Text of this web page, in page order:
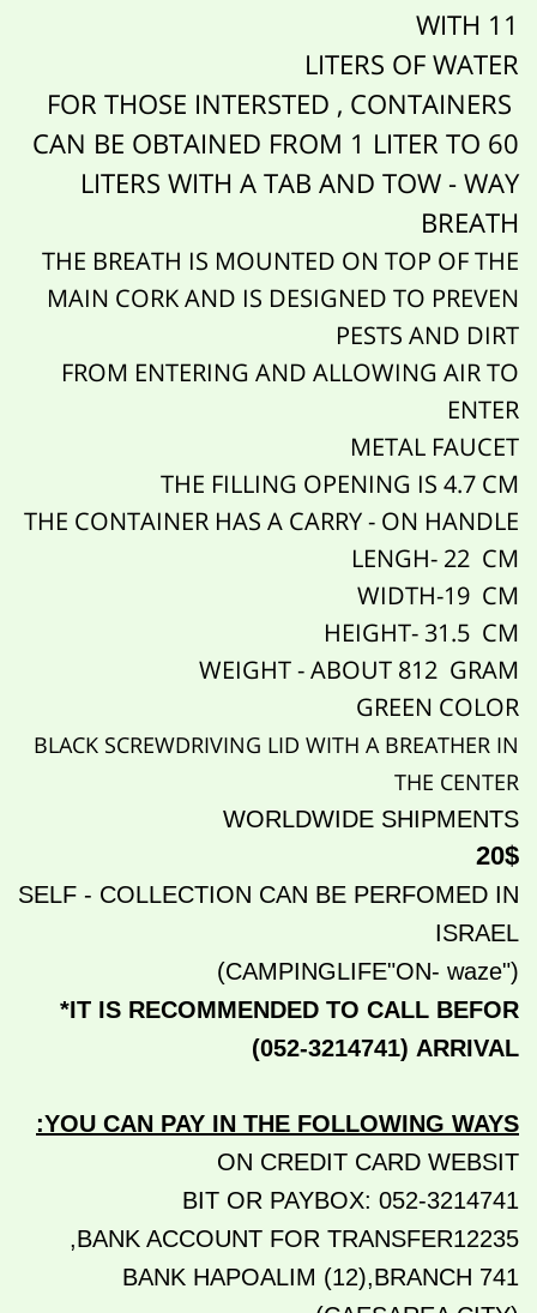
WITH 11
LITERS OF WATER
FOR THOSE INTERSTED , CONTAINERS
CAN BE OBTAINED FROM 1 LITER TO 60
LITERS WITH A TAB AND TOW - WAY
BREATH
THE BREATH IS MOUNTED ON TOP OF THE
MAIN CORK AND IS DESIGNED TO PREVEN
PESTS AND DIRT
FROM ENTERING AND ALLOWING AIR TO
ENTER
METAL FAUCET
THE FILLING OPENING IS 4.7 CM
THE CONTAINER HAS A CARRY - ON HANDLE
LENGH- 22 CM
WIDTH-19 CM
HEIGHT- 31.5 CM
WEIGHT - ABOUT 812 GRAM
GREEN COLOR
BLACK SCREWDRIVING LID WITH A BREATHER IN
THE CENTER
WORLDWIDE SHIPMENTS
20$
SELF - COLLECTION CAN BE PERFOMED IN
ISRAEL
("CAMPINGLIFE"ON- waze)
*IT IS RECOMMENDED TO CALL BEFOR
ARRIVAL
(052-3214741)
YOU CAN PAY IN THE FOLLOWING WAYS
:
ON CREDIT CARD WEBSIT
BIT OR PAYBOX: 052-3214741
BANK ACCOUNT FOR TRANSFER12235,
BANK HAPOALIM (12),BRANCH 741